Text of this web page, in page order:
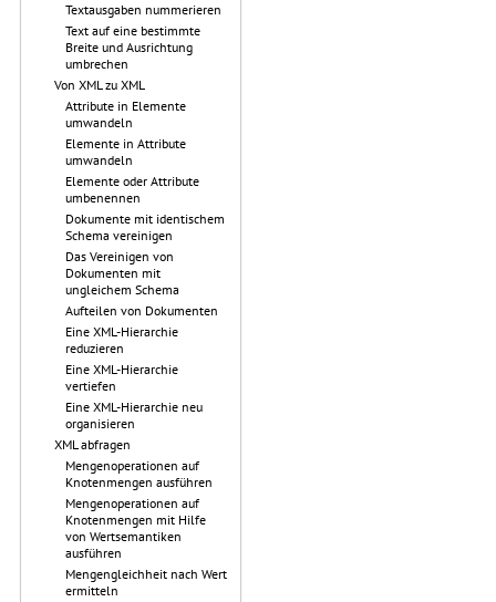
Textausgaben nummerieren
Text auf eine bestimmte
Breite und Ausrichtung
umbrechen
Von XML zu XML
Attribute in Elemente
umwandeln
Elemente in Attribute
umwandeln
Elemente oder Attribute
umbenennen
Dokumente mit identischem
Schema vereinigen
Das Vereinigen von
Dokumenten mit
ungleichem Schema
Aufteilen von Dokumenten
Eine XML-Hierarchie
reduzieren
Eine XML-Hierarchie
vertiefen
Eine XML-Hierarchie neu
organisieren
XML abfragen
Mengenoperationen auf
Knotenmengen ausführen
Mengenoperationen auf
Knotenmengen mit Hilfe
von Wertsemantiken
ausführen
Mengengleichheit nach Wert
ermitteln